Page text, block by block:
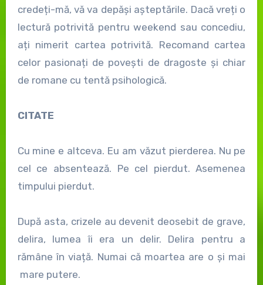
credeți-mă, vă va depăși așteptările. Dacă vreți o
lectură potrivită pentru weekend sau concediu,
ați nimerit cartea potrivită. Recomand cartea
celor pasionați de povești de dragoste și chiar
de romane cu tentă psihologică.
CITATE
Cu mine e altceva. Eu am văzut pierderea. Nu pe
cel ce absentează. Pe cel pierdut. Asemenea
timpului pierdut.
După asta, crizele au devenit deosebit de grave,
delira, lumea îi era un delir. Delira pentru a
rămâne în viață. Numai că moartea are o și mai
mare putere.